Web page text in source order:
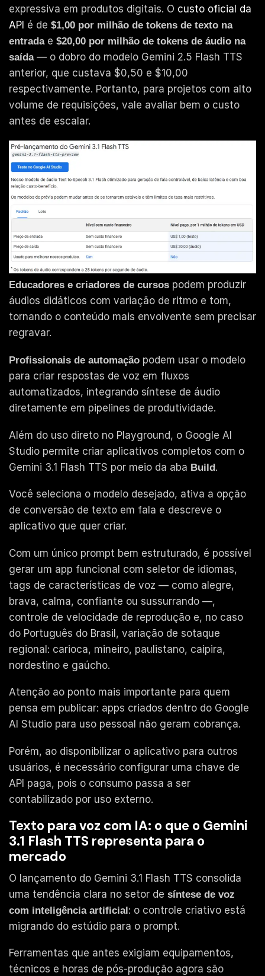
expressiva em produtos digitais. O custo oficial da
API é de $1,00 por milhão de tokens de texto na
entradae $20,00 por milhão de tokens de áudio na
saída— o dobro do modelo Gemini 2.5 Flash TTS
anterior, que custava $0,50 e $10,00
respectivamente. Portanto, para projetos com alto
volume de requisições, vale avaliar bem o custo
antes de escalar.
Educadores e criadores de cursos podem produzir
áudios didáticos com variação de ritmo e tom,
tornando o conteúdo mais envolvente sem precisar
regravar.
Profissionais de automação podem usar o modelo
para criar respostas de voz em fluxos
automatizados, integrando síntese de áudio
diretamente em pipelines de produtividade.
Além do uso direto no Playground, o Google AI
Studio permite criar aplicativos completos com o
Gemini 3.1 Flash TTS por meio da aba Build.
Você seleciona o modelo desejado, ativa a opção
de conversão de texto em fala e descreve o
aplicativo que quer criar.
Com um único prompt bem estruturado, é possível
gerar um app funcional com seletor de idiomas,
tags de características de voz — como alegre,
brava, calma, confiante ou sussurrando —,
controle de velocidade de reprodução e, no caso
do Português do Brasil, variação de sotaque
regional: carioca, mineiro, paulistano, caipira,
nordestino e gaúcho.
Atenção ao ponto mais importante para quem
pensa em publicar: apps criados dentro do Google
AI Studio para uso pessoal não geram cobrança.
Porém, ao disponibilizar o aplicativo para outros
usuários, é necessário configurar uma chave de
API paga, pois o consumo passa a ser
contabilizado por uso externo.
Texto para voz com IA: o que o Gemini
3.1 Flash TTS representa para o
mercado
O lançamento do Gemini 3.1 Flash TTS consolida
uma tendência clara no setor de síntese de voz
com inteligência artificial: o controle criativo está
migrando do estúdio para o prompt.
Ferramentas que antes exigiam equipamentos,
técnicos e horas de pós-produção agora são